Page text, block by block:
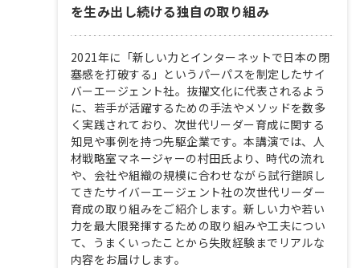
を生み出し続ける独自の取り組み
2021年に「新しい力とインターネットで日本の閉
塞感を打破する」というパーパスを制定したサイ
バーエージェント社。抜擢文化に代表されるよう
に、若手が活躍するための手法やメソッドを数多
く実践されており、次世代リーダー育成に関する
知見や事例を持つ先駆企業です。本講演では、人
材戦略室マネージャーの村田氏より、時代の流れ
や、会社や組織の規模に合わせながら試行錯誤し
てきたサイバーエージェント社の次世代リーダー
育成の取り組みをご紹介します。新しい力や若い
力を最大限発揮するための取り組みや工夫につい
て、うまくいったことから失敗経験までリアルな
内容をお届けします。